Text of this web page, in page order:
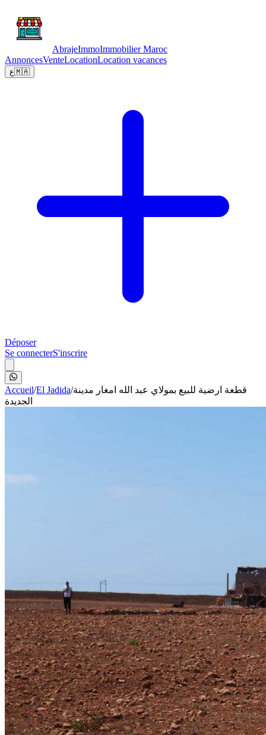
AbrajeImmoImmobilier Maroc
AnnoncesVenteLocationLocation vacances
ع🇲🇦
Déposer
Se connecterS'inscrire
Accueil/El Jadida/قطعة ارضية للبيع بمولاي عبد الله امغار مدينة
الجديدة